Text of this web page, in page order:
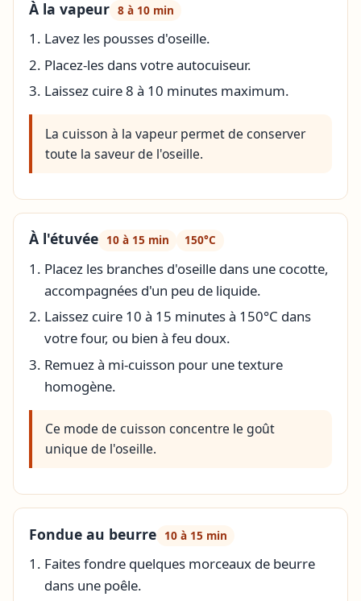
À la vapeur 8 à 10 min
Lavez les pousses d'oseille.
Placez-les dans votre autocuiseur.
Laissez cuire 8 à 10 minutes maximum.
La cuisson à la vapeur permet de conserver
toute la saveur de l'oseille.
À l'étuvée 10 à 15 min 150°C
Placez les branches d'oseille dans une cocotte,
accompagnées d'un peu de liquide.
Laissez cuire 10 à 15 minutes à 150°C dans
votre four, ou bien à feu doux.
Remuez à mi-cuisson pour une texture
homogène.
Ce mode de cuisson concentre le goût
unique de l'oseille.
Fondue au beurre 10 à 15 min
Faites fondre quelques morceaux de beurre
dans une poêle.